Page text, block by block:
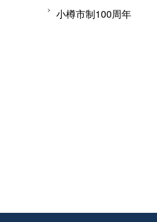
小樽市制100周年